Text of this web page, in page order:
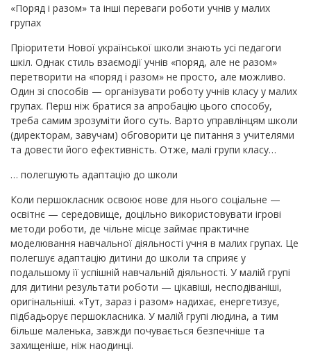
«Поряд і разом» та інші переваги роботи учнів у малих
групах
Пріоритети Нової української школи знають усі педагоги
шкіл. Однак стиль взаємодії учнів «поряд, але не разом»
перетворити на «поряд і разом» не просто, але можливо.
Один зі способів — організувати роботу учнів класу у малих
групах. Перш ніж братися за апробацію цього способу,
треба самим зрозуміти його суть. Варто управлінцям школи
(директорам, завучам) обговорити це питання з учителями
та довести його ефективність. Отже, малі групи класу…
… полегшують адаптацію до школи
Коли першокласник освоює нове для нього соціальне —
освітнє — середовище, доцільно використовувати ігрові
методи роботи, де чільне місце займає практичне
моделювання навчальної діяльності учня в малих групах. Це
полегшує адаптацію дитини до школи та сприяє у
подальшому її успішній навчальній діяльності. У малій групі
для дитини результати роботи — цікавіші, несподіваніші,
оригінальніші. «Тут, зараз і разом» надихає, енергетизує,
підбадьорує першокласника. У малій групі людина, а тим
більше маленька, завжди почувається безпечніше та
захищеніше, ніж наодинці.